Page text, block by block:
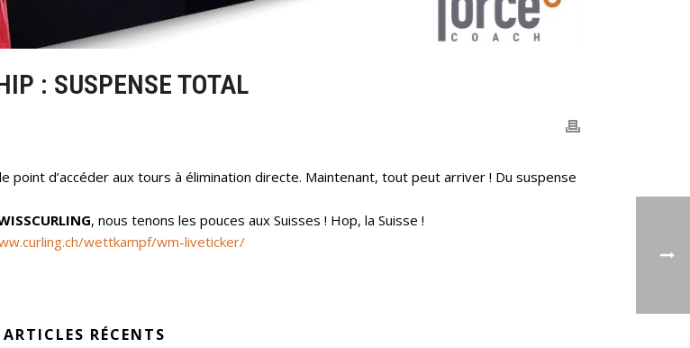
: SUSPENSE TOTAL
point d’accéder aux tours à élimination directe. Maintenant, tout peut arriver ! Du suspense
, nous tenons les pouces aux Suisses ! Hop, la Suisse !
wettkampf/wm-liveticker/
ARTICLES RÉCENTS